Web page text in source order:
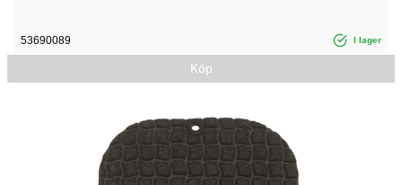
53690089 I lager
Köp